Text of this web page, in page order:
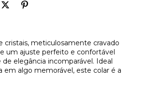
cristais, meticulosamente cravado
um ajuste perfeito e confortável
elegância incomparável. Ideal
em algo memorável, este colar é a